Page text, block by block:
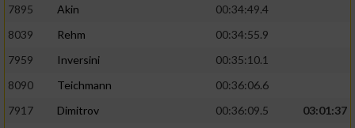
7895
Akin
00:34:49.4
8039
Rehm
00:34:55.9
7959
Inversini
00:35:10.1
8090
Teichmann
00:36:06.6
7917
Dimitrov 00:36:09.5
03:01:37